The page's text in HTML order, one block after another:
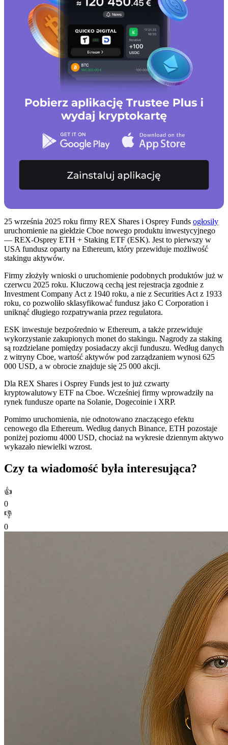
25 września 2025 roku firmy REX Shares i Osprey Funds ogłosiły
uruchomienie na giełdzie Cboe nowego produktu inwestycyjnego
— REX-Osprey ETH + Staking ETF (ESK). Jest to pierwszy w
USA fundusz oparty na Ethereum, który przewiduje możliwość
stakingu aktywów.
Firmy złożyły wnioski o uruchomienie podobnych produktów już w
czerwcu 2025 roku. Kluczową cechą jest rejestracja zgodnie z
Investment Company Act z 1940 roku, a nie z Securities Act z 1933
roku, co pozwoliło sklasyfikować fundusz jako C Corporation i
uniknąć długiego rozpatrywania przez regulatora.
ESK inwestuje bezpośrednio w Ethereum, a także przewiduje
wykorzystanie zakupionych monet do stakingu. Nagrody za staking
są rozdzielane pomiędzy posiadaczy akcji funduszu. Według danych
z witryny Cboe, wartość aktywów pod zarządzaniem wynosi 625
000 USD, a w obrocie znajduje się 25 000 akcji.
Dla REX Shares i Osprey Funds jest to już czwarty
kryptowalutowy ETF na Cboe. Wcześniej firmy wprowadziły na
rynek fundusze oparte na Solanie, Dogecoinie i XRP.
Pomimo uruchomienia, nie odnotowano znaczącego efektu
cenowego dla Ethereum. Według danych Binance, ETH pozostaje
poniżej poziomu 4000 USD, chociaż na wykresie dziennym aktywo
wykazało niewielki wzrost.
Czy ta wiadomość była interesująca?
👍
0
👎
0